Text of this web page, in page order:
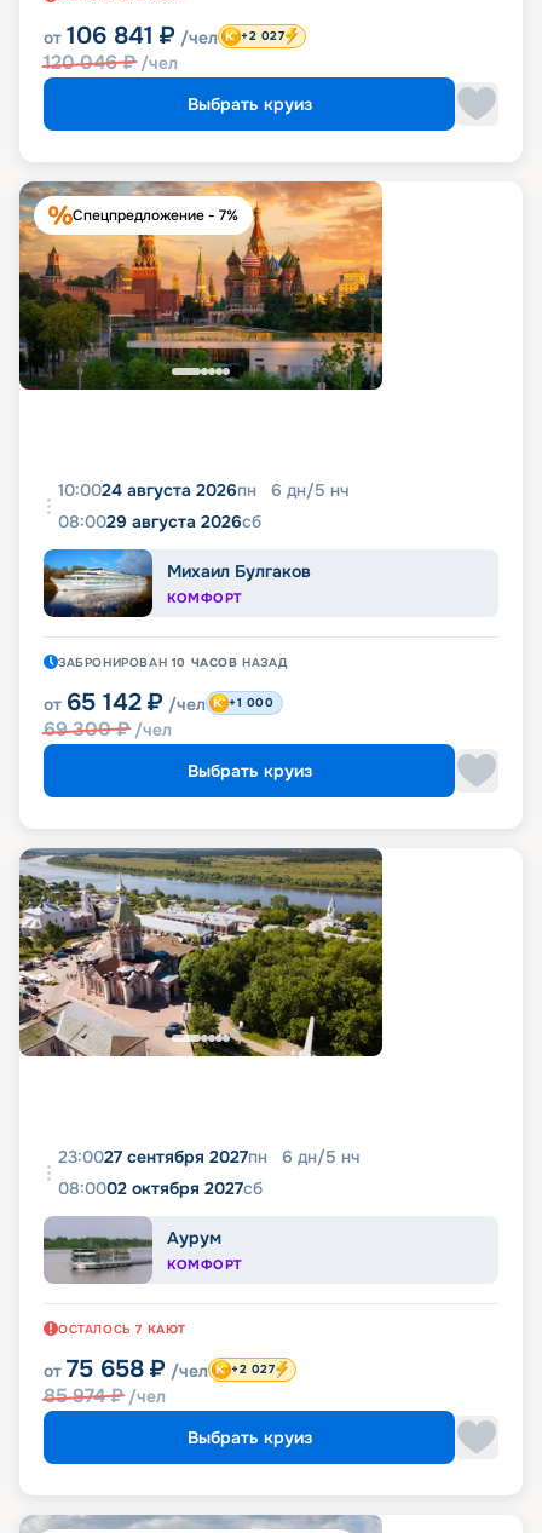
от 106 841 ₽ /чел
120 046₽ /чел
+2 027
Выбрать круиз
Спецпредложение - 7%
10:0024 августа 2026пн 6 дн/5 нч
08:0029 августа 2026сб
Михаил Булгаков
КОМФОРТ
ЗАБРОНИРОВАН 10 ЧАСОВ НАЗАД
от 65 142 ₽ /чел
69 300₽ /чел
+1 000
Выбрать круиз
23:0027 сентября 2027пн 6 дн/5 нч
08:0002 октября 2027сб
Аурум
КОМФОРТ
ОСТАЛОСЬ 7 КАЮТ
от 75 658 ₽ /чел
85 974₽ /чел
+2 027
Выбрать круиз